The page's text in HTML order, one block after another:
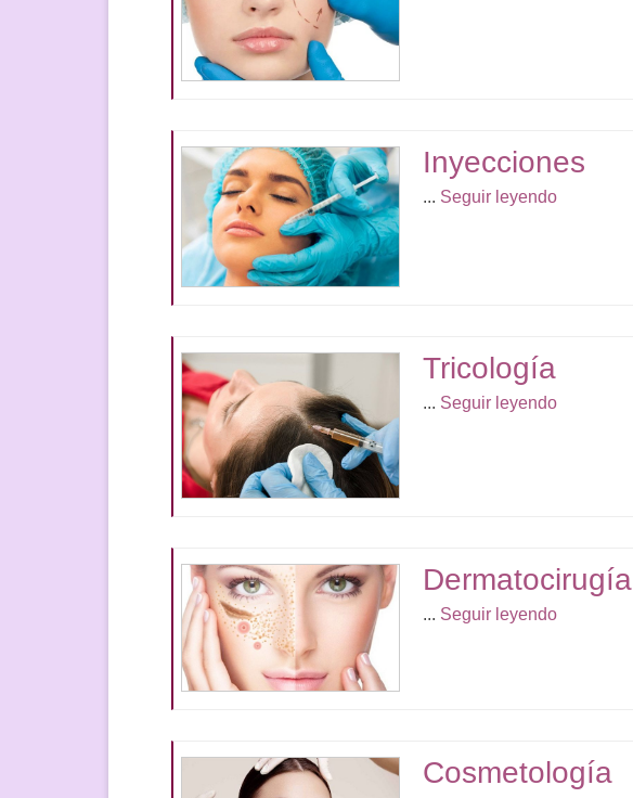
Inyecciones
... Seguir leyendo
Tricología
... Seguir leyendo
Dermatocirugía
... Seguir leyendo
Cosmetología